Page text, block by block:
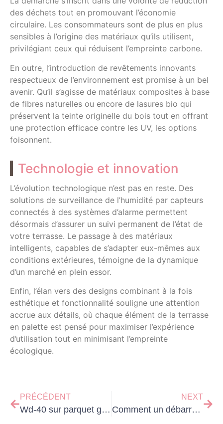
des déchets tout en promouvant l’économie
circulaire. Les consommateurs sont de plus en plus
sensibles à l’origine des matériaux qu’ils utilisent,
privilégiant ceux qui réduisent l’empreinte carbone.
En outre, l’introduction de revêtements innovants
respectueux de l’environnement est promise à un bel
avenir. Qu’il s’agisse de matériaux composites à base
de fibres naturelles ou encore de lasures bio qui
préservent la teinte originelle du bois tout en offrant
une protection efficace contre les UV, les options
foisonnent.
Technologie et innovation
L’évolution technologique n’est pas en reste. Des
solutions de surveillance de l’humidité par capteurs
connectés à des systèmes d’alarme permettent
désormais d’assurer un suivi permanent de l’état de
votre terrasse. Le passage à des matériaux
intelligents, capables de s’adapter eux-mêmes aux
conditions extérieures, témoigne de la dynamique
d’un marché en plein essor.
Enfin, l’élan vers des designs combinant à la fois
esthétique et fonctionnalité souligne une attention
accrue aux détails, où chaque élément de la terrasse
en palette est pensé pour maximiser l’expérience
d’utilisation tout en minimisant l’empreinte
écologique.
PRÉCÉDENT
Wd-40 sur parquet grinçant : mythe ou solution miracle ?
NEXT
Comment un débarras bien mené transforme votre maison en un havre de paix